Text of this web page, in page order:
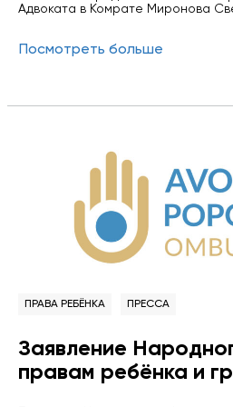
Адвоката в Комрате Миронова
избрана "Особенности
различных упражнениях по
Посмотреть больше
ПРАВА РЕБЁНКА ПРЕССА
Заявление
правам ребёнка и